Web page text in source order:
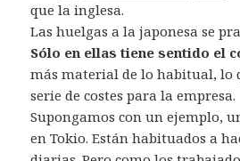
que la inglesa.
Las huelgas a la japonesa se
Sólo en ellas tiene sentido el
más material de lo habitual, lo
serie de costes para la empresa.
Supongamos con un ejemplo,
en Tokio. Están habituados a